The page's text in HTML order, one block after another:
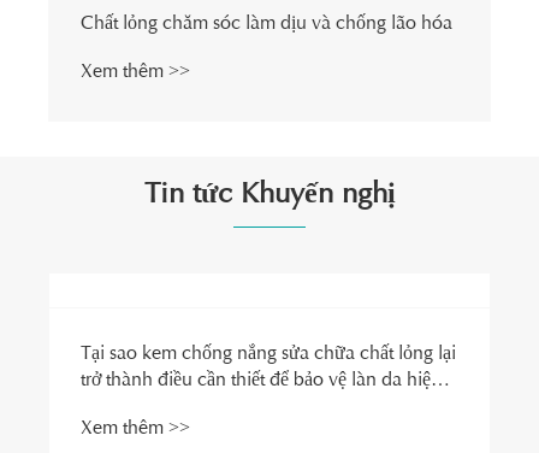
Chất lỏng chăm sóc làm dịu và chống lão hóa
Xem thêm >>
Tin tức Khuyến nghị
Tại sao kem chống nắng sửa chữa chất lỏng lại
trở thành điều cần thiết để bảo vệ làn da hiện
Xem thêm >>